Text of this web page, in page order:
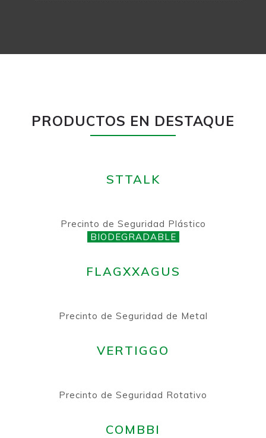
PRODUCTOS EN DESTAQUE
STTALK
Precinto de Seguridad Plástico
BIODEGRADABLE
FLAGXXAGUS
Precinto de Seguridad de Metal
VERTIGGO
Precinto de Seguridad Rotativo
COMBBI